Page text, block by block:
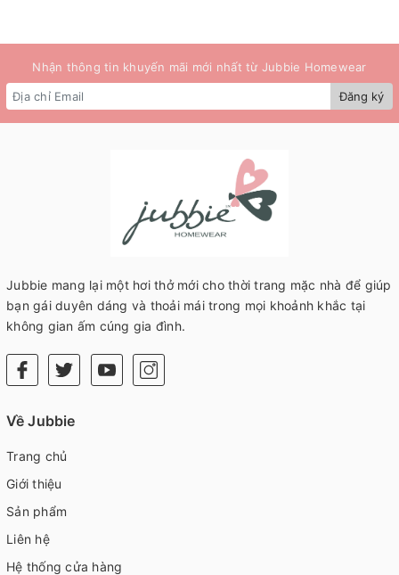
Nhận thông tin khuyến mãi mới nhất từ Jubbie Homewear
Đăng ký
Jubbie mang lại một hơi thở mới cho thời trang mặc nhà để giúp
bạn gái duyên dáng và thoải mái trong mọi khoảnh khắc tại
không gian ấm cúng gia đình.
Về Jubbie
Trang chủ
Giới thiệu
Sản phẩm
Liên hệ
Hệ thống cửa hàng